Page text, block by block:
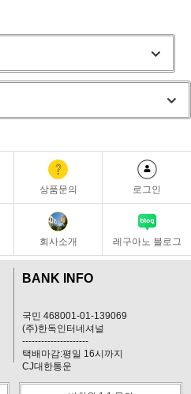
상품문의 로그인
회사소개 레구아노 블로그
BANK INFO
국민 468001-01-139069
(주)한독인터네셔널
---------------------
택배마감:평일 16시까지
CJ대한통운